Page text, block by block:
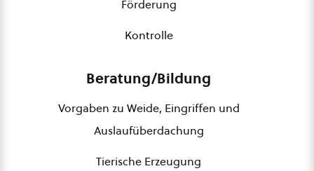
Förderung
Kontrolle
Beratung/Bildung
Vorgaben zu Weide, Eingriffen und
Auslaufüberdachung
Tierische Erzeugung